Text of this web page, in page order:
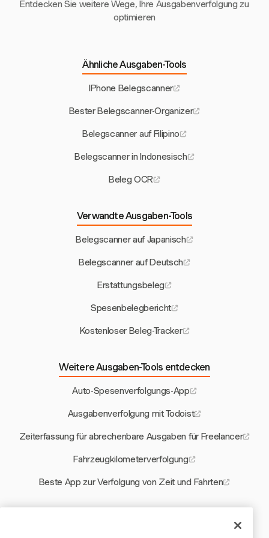
Entdecken Sie weitere Wege, Ihre Ausgabenverfolgung zu
optimieren
Ähnliche Ausgaben-Tools
IPhone Belegscanner
Bester Belegscanner-Organizer
Belegscanner auf Filipino
Belegscanner in Indonesisch
Beleg OCR
Verwandte Ausgaben-Tools
Belegscanner auf Japanisch
Belegscanner auf Deutsch
Erstattungsbeleg
Spesenbelegbericht
Kostenloser Beleg-Tracker
Weitere Ausgaben-Tools entdecken
Auto-Spesenverfolgungs-App
Ausgabenverfolgung mit Todoist
Zeiterfassung für abrechenbare Ausgaben für Freelancer
Fahrzeugkilometerverfolgung
Beste App zur Verfolgung von Zeit und Fahrten